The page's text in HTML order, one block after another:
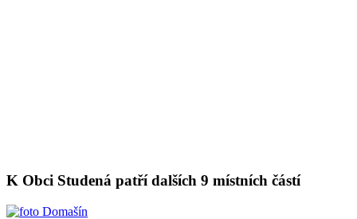
K Obci Studená patří dalších 9 místních částí
Domašín